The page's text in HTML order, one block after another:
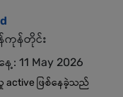
ကုန်တိုင်း
: 11 May 2026
ဖြစ်နေခဲ့သည်